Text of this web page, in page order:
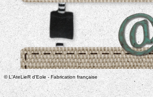
© L'AteLieR d'Eole - Fabrication française